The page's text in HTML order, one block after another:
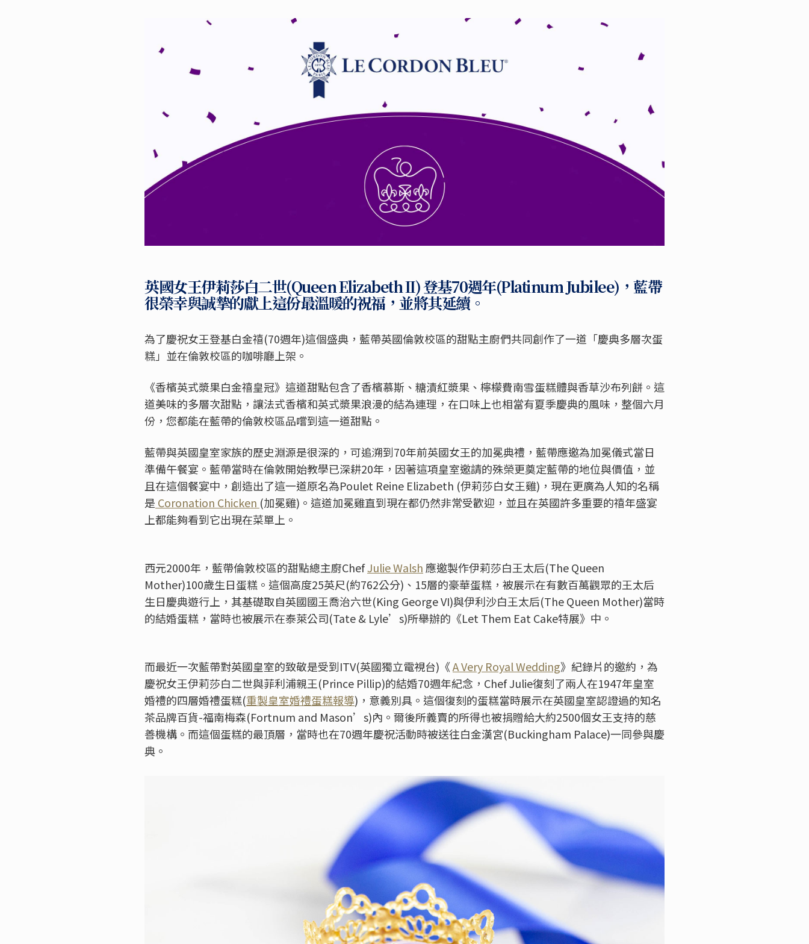
英國女王伊莉莎白二世(Queen Elizabeth II) 登基70週年(Platinum Jubilee)，藍帶
很榮幸與誠摯的獻上這份最溫暖的祝福，並將其延續。
為了慶祝女王登基白金禧(70週年)這個盛典，藍帶英國倫敦校區的甜點主廚們共同創作了一道「慶典多層次蛋
糕」並在倫敦校區的咖啡廳上架。
《香檳英式漿果白金禧皇冠》這道甜點包含了香檳慕斯、糖漬紅漿果、檸檬費南雪蛋糕體與香草沙布列餅。這
道美味的多層次甜點，讓法式香檳和英式漿果浪漫的結為連理，在口味上也相當有夏季慶典的風味，整個六月
份，您都能在藍帶的倫敦校區品嚐到這一道甜點。
藍帶與英國皇室家族的歷史淵源是很深的，可追溯到70年前英國女王的加冕典禮，藍帶應邀為加冕儀式當日
準備午餐宴。藍帶當時在倫敦開始教學已深耕20年，因著這項皇室邀請的殊榮更奠定藍帶的地位與價值，並
且在這個餐宴中，創造出了這一道原名為Poulet Reine Elizabeth (伊莉莎白女王雞) ，現在更廣為人知的名稱
是 Coronation Chicken (加冕雞) 。這道加冕雞直到現在都仍然非常受歡迎，並且在英國許多重要的禧年盛宴
上都能夠看到它出現在菜單上。
西元2000年，藍帶倫敦校區的甜點總主廚ChefJulie Walsh應邀製作伊莉莎白王太后(The Queen
Mother)100歲生日蛋糕。這個高度25英尺(約762公分) 、 15層的豪華蛋糕，被展示在有數百萬觀眾的王太后
生日慶典遊行上，其基礎取自英國國王喬治六世(King George VI)與伊利沙白王太后(The Queen Mother)當時
的結婚蛋糕，當時也被展示在泰萊公司(Tate & Lyle’s)所舉辦的《Let Them Eat Cake特展》中。
而最近一次藍帶對英國皇室的致敬是受到ITV(英國獨立電視台) 《A Very Royal Wedding》紀錄片的邀約，為
慶祝女王伊莉莎白二世與菲利浦親王(Prince Pillip)的結婚70週年紀念， Chef Julie復刻了兩人在1947年皇室
婚禮的四層婚禮蛋糕(重製皇室婚禮蛋糕報導)，意義別具。這個復刻的蛋糕當時展示在英國皇室認證過的知名
茶品牌百貨-福南梅森(Fortnum and Mason’s)內。爾後所義賣的所得也被捐贈給大約2500個女王支持的慈
善機構。而這個蛋糕的最頂層，當時也在70週年慶祝活動時被送往白金漢宮(Buckingham Palace)一同參與慶
典。